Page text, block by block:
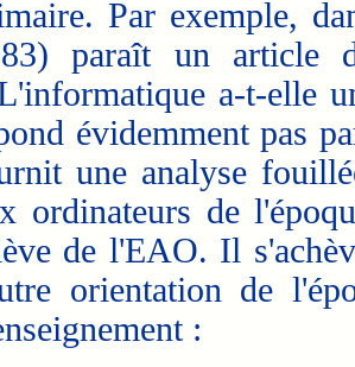
Par exemple,
paraît un article
a-t-elle
évidemment pas
une analyse
ordinateurs de
de l'EAO. Il
orientation de
: